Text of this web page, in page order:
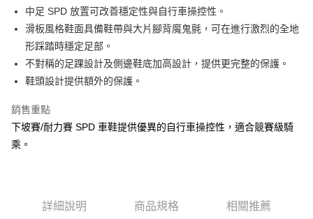
中足 SPD 放置可改善穩定性與自行車操控性。
滑板風格鞋面具備鞋帶與大片腳背魔鬼氈，可在進行激烈的全地
形踩踏時穩定足部。
不對稱的足踝設計及側邊鞋底加高設計，提供更完整的保護。
鞋頭設計提供額外的保護。
銷售重點
下坡賽/耐力賽 SPD 車鞋提供優異的自行車操控性，適合競賽級騎
乘。
詳細說明 商品規格 相關推薦